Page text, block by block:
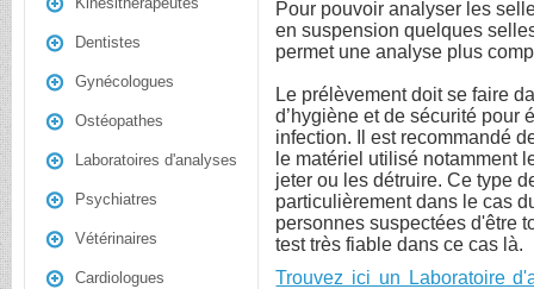
Dentistes
Gynécologues
Ostéopathes
Laboratoires d'analyses
Psychiatres
Vétérinaires
Cardiologues
Pour pouvoir analyser les
en suspension quelques
permet une analyse plus
Le prélèvement doit se faire
d’hygiène et de sécurité pour
infection. Il est recommandé
le matériel utilisé notamment
jeter ou les détruire. Ce type
particulièrement dans le cas
personnes suspectées d'être
test très fiable dans ce cas là.
Trouvez ici un Laboratoire